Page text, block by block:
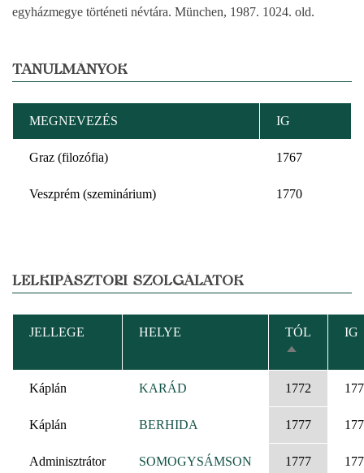
egyházmegye történeti névtára. München, 1987. 1024. old.
TANULMÁNYOK
MEGNEVEZÉS IG
Graz (filozófia) 1767
Veszprém (szeminárium) 1770
LELKIPÁSZTORI SZOLGÁLATOK
JELLEGE HELYE
TÓL
CSÖKKENŐ
RENDEZÉS
IG
Káplán KARÁD 1772
Káplán BERHIDA 1777
Adminisztrátor SOMOGYSÁMSON 1777